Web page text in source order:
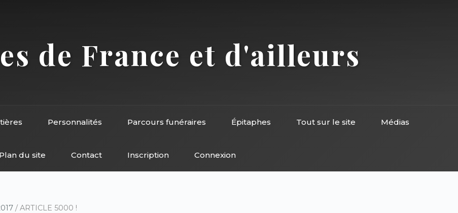
de France et d'ailleurs
Personnalités Parcours funéraires Épitaphes Tout sur le site Médias
Plan du site Contact Inscription Connexion
/ ARTICLE 5000 !